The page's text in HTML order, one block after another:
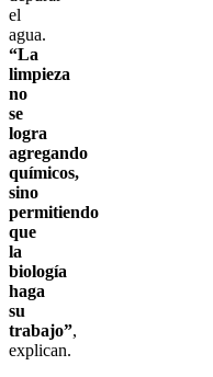
el
agua.
“La
limpieza
no
se
logra
agregando
químicos,
sino
permitiendo
que
la
biología
haga
su
trabajo”,
explican.